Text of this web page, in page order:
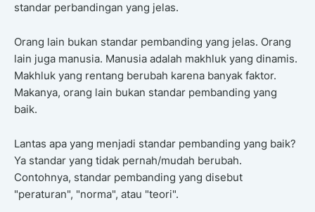
standar perbandingan yang jelas.
Orang lain bukan standar pembanding yang jelas. Orang
lain juga manusia. Manusia adalah makhluk yang dinamis.
Makhluk yang rentang berubah karena banyak faktor.
Makanya, orang lain bukan standar pembanding yang
baik.
Lantas apa yang menjadi standar pembanding yang baik?
Ya standar yang tidak pernah/mudah berubah.
Contohnya, standar pembanding yang disebut
"peraturan", "norma", atau "teori".